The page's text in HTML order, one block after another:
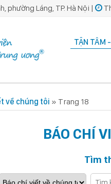
phường Láng, TP. Hà Nội |
TẬN TÂM
về chúng tôi » Trang 18
BÁO CHÍ
Tìm